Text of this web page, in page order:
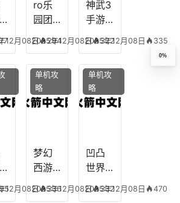
12月08日 294
ro乐
园团
附
魔，
乐园
团装
备任
2025年12月08日 322
神武3
手游
辅助
技能
加
点，
神武
龙宫
怎么
2025年12月08日 335
12月08日 336
梦幻
西游
炼丹
2025年12月08日 332
单机攻
略
凹凸
世界
全部
2025年12月08日 470
单机攻
略
0%